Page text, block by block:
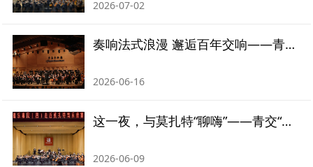
2026-07-02
奏响法式浪漫 邂逅百年交响——青岛交响乐团专场音乐会倾情演绎法国作品
2026-06-16
这一夜，与莫扎特“聊嗨”——青交“雅乐惠民”专场音乐会奏响夏夜
2026-06-09